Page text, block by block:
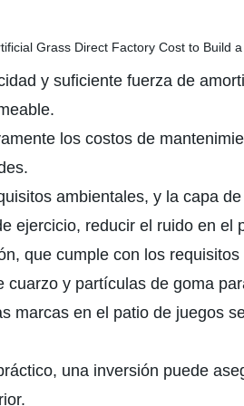
y suficiente fuerza de
los costos de
ambientales, y la capa
ejercicio, reducir el ruido en
que cumple con los
cuarzo y partículas de goma
marcas en el patio de juegos
una inversión puede